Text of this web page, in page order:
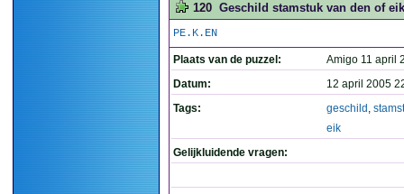
120 Geschild stamstuk van den of
PE.K.EN
Plaats van de puzzel:
Amigo 11 april
Datum:
12 april 2005
Tags:
geschild ,
eik
Gelijkluidende vragen: